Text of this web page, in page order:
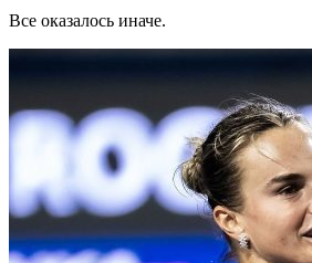
Все оказалось иначе.